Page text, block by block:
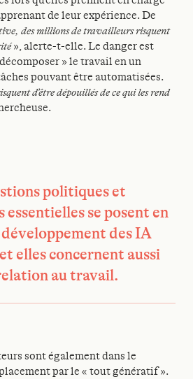
de leur expérience. De
des millions de travailleurs risquent
», alerte-t-elle. Le danger est
» le travail en un
pouvant être automatisées.
d’être dépouillés de ce qui les rend
politiques et
essentielles se posent en
des IA
elles concernent aussi
au travail.
sont également dans le
par le « tout génératif ».